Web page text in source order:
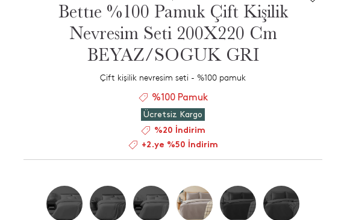
Bettıe %100 Pamuk Çift Kişilik
Nevresim Seti 200X220 Cm
BEYAZ/SOGUK GRI
Çift kişilik nevresim seti - %100 pamuk
%100 Pamuk
Ücretsiz Kargo
%20 İndirim
+2.ye %50 İndirim